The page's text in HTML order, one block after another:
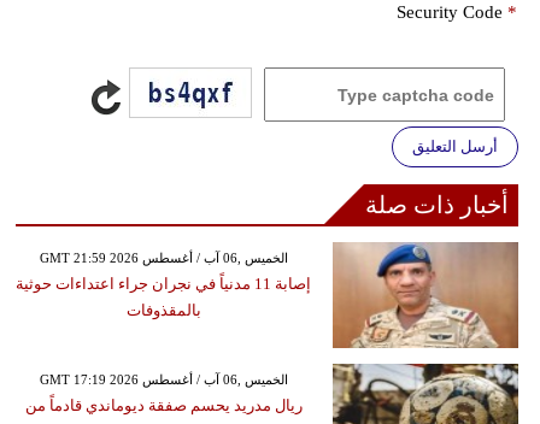
Security Code *
أرسل التعليق
أخبار ذات صلة
GMT 21:59 2026 الخميس ,06 آب / أغسطس
إصابة 11 مدنياً في نجران جراء اعتداءات حوثية
بالمقذوفات
GMT 17:19 2026 الخميس ,06 آب / أغسطس
ريال مدريد يحسم صفقة ديوماندي قادماً من